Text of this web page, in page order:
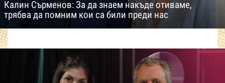
Калин Сърменов: За да знаем накъде отиваме,
трябва да помним кои са били преди нас